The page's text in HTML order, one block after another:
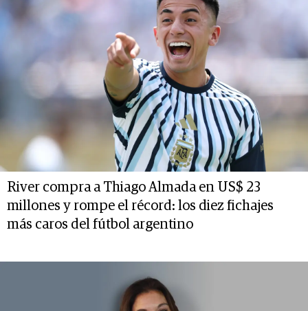
River compra a Thiago Almada en US$ 23
millones y rompe el récord: los diez fichajes
más caros del fútbol argentino